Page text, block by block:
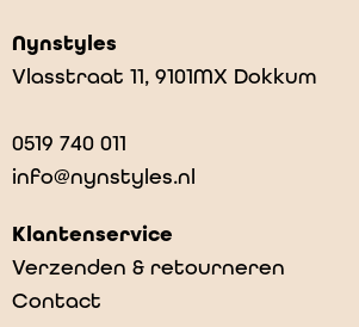
Nynstyles
Vlasstraat 11, 9101MX Dokkum
0519 740 011
info@nynstyles.nl
Klantenservice
Verzenden & retourneren
Contact